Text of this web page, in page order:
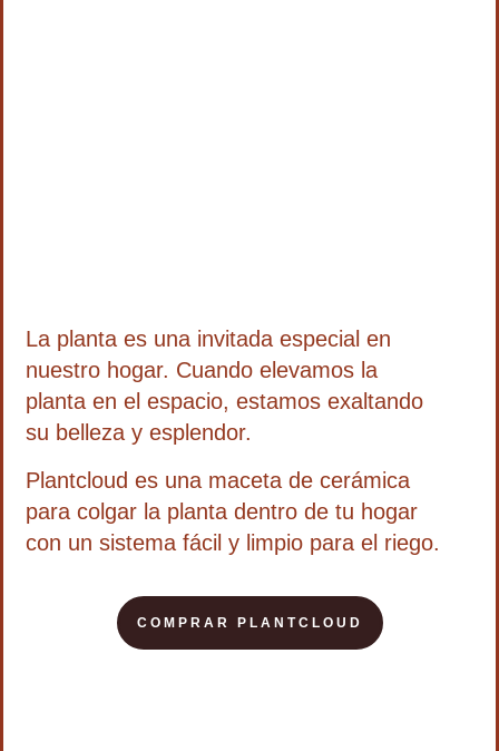
La planta es una invitada especial en
nuestro hogar. Cuando elevamos la
planta en el espacio, estamos exaltando
su belleza y esplendor.
Plantcloud es una maceta de cerámica
para colgar la planta dentro de tu hogar
con un sistema fácil y limpio para el riego.
COMPRAR PLANTCLOUD